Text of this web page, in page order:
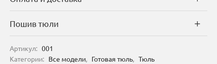
Пошив тюли
Артикул: 001
Категории: Все модели, Готовая тюль, Тюль